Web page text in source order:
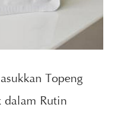
Topeng
dalam Rutin